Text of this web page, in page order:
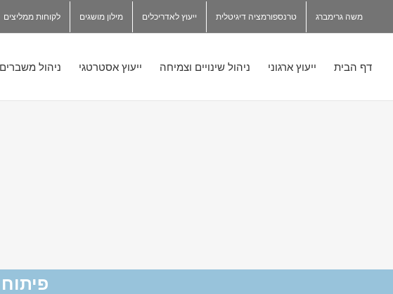
משה גרימברג טרנספורמציה דיגיטלית ייעוץ לאדריכלים מילון מושגים לקוחות ממליצים
דף הבית ייעוץ ארגוני ניהול שינויים וצמיחה ייעוץ אסטרטגי ניהול משברים